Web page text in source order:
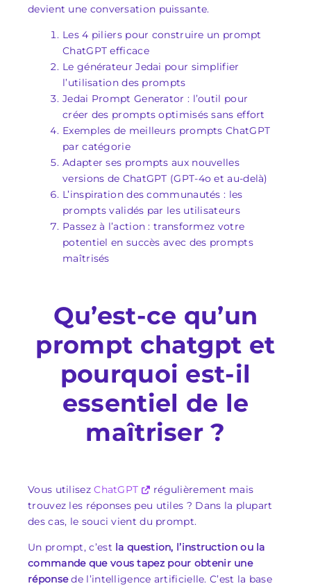
devient une conversation puissante.
Les 4 piliers pour construire un prompt
ChatGPT efficace
Le générateur Jedai pour simplifier
l’utilisation des prompts
Jedai Prompt Generator : l’outil pour
créer des prompts optimisés sans effort
Exemples de meilleurs prompts ChatGPT
par catégorie
Adapter ses prompts aux nouvelles
versions de ChatGPT (GPT-4o et au-delà)
L’inspiration des communautés : les
prompts validés par les utilisateurs
Passez à l’action : transformez votre
potentiel en succès avec des prompts
maîtrisés
Qu’est-ce qu’un
prompt chatgpt et
pourquoi est-il
essentiel de le
maîtriser ?
Vous utilisezChatGPT
régulièrement mais
trouvez les réponses peu utiles ? Dans la plupart
des cas, le souci vient du prompt.
Un prompt, c’est la question, l’instruction ou la
commande que vous tapez pour obtenir une
réponsede l’intelligence artificielle. C’est la base